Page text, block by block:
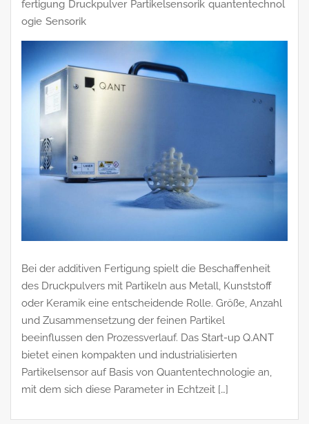
fertigung Druckpulver Partikelsensorik quantentechnol
ogie Sensorik
Bei der additiven Fertigung spielt die Beschaffenheit
des Druckpulvers mit Partikeln aus Metall, Kunststoff
oder Keramik eine entscheidende Rolle. Größe, Anzahl
und Zusammensetzung der feinen Partikel
beeinflussen den Prozessverlauf. Das Start-up Q.ANT
bietet einen kompakten und industrialisierten
Partikelsensor auf Basis von Quantentechnologie an,
mit dem sich diese Parameter in Echtzeit […]